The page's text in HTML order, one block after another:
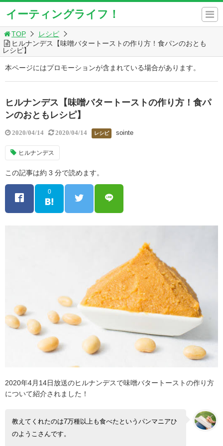
イーティングライフ！
TOP
レシピ
ヒルナンデス【味噌バタートーストの作り方！食パンのおとも
レシピ】
本ページにはプロモーションが含まれている場合があります。
ヒルナンデス【味噌バタートーストの作り方！食パ
ンのおともレシピ】
2020/04/14 2020/04/14 レシピ sointe
ヒルナンデス
この記事は約 3 分で読めます。
0
2020年4月14日放送のヒルナンデスで味噌バタートーストの作り方
について紹介されました！
教えてくれたのは7万種以上も食べたというパンマニアひ
のようこさんです。